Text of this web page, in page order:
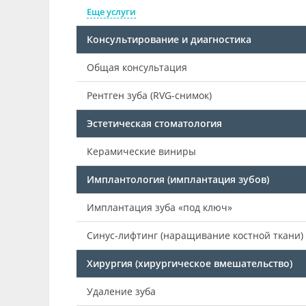
Еще услуги
Консультирование и диагностика
Общая консультация
Рентген зуба (RVG-снимок)
Эстетическая стоматология
Керамические виниры
Имплантология (имплантация зубов)
Имплантация зуба «под ключ»
Синус-лифтинг (наращивание костной ткани)
Хирургия (хирургическое вмешательство)
Удаление зуба